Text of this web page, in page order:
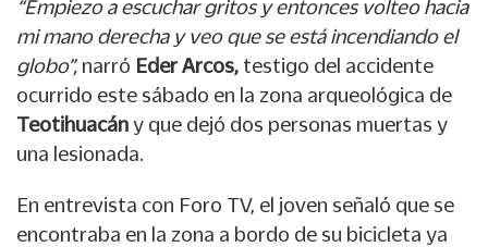
“Empiezo a escuchar gritos y entonces volteo hacia
mi mano derecha y veo que se está incendiando el
globo”, narró Eder Arcos, testigo del accidente
ocurrido este sábado en la zona arqueológica de
Teotihuacán y que dejó dos personas muertas y
una lesionada.
En entrevista con Foro TV, el joven señaló que se
encontraba en la zona a bordo de su bicicleta ya